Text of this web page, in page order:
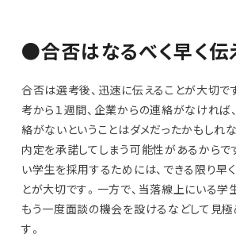
●合否はなるべく早く伝
合否は選考後、迅速に伝えることが大切で
考から１週間、企業からの連絡がなければ
絡がないということはダメだったかもしれ
内定を承諾してしまう可能性があるからで
い学生を採用するためには、できる限り早
とが大切です。一方で、当落線上にいる学
もう一度面談の機会を設けるなどして見
す。